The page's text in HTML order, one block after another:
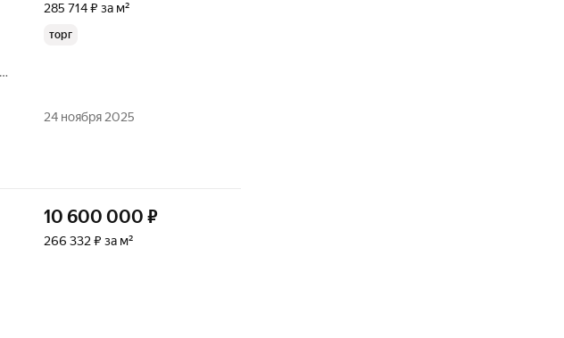
285 714 ₽ за м²
торг
24 ноября 2025
10 600 000 ₽
266 332 ₽ за м²